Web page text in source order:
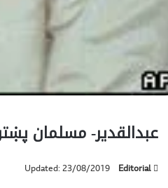
عبدالقدیر- مسلمان
Editorial
Updated: 23/08/2019